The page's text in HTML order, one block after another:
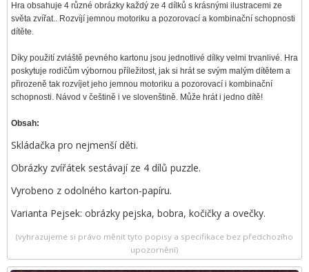
Hra obsahuje 4 různé obrázky každý ze 4 dílků s krásnými ilustracemi ze
světa zvířat.. Rozvíjí jemnou motoriku a pozorovací a kombinační schopnosti
dítěte.
Díky použití zvláště pevného kartonu jsou jednotlivé dílky velmi trvanlivé. Hra
poskytuje rodičům výbornou příležitost, jak si hrát se svým malým dítětem a
přirozeně tak rozvíjet jeho jemnou motoriku a pozorovací i kombinační
schopnosti. Návod v češtině i ve slovenštině. Může hrát i jedno dítě!
Obsah:
Skládačka pro nejmenší děti.
Obrázky zvířátek sestávají ze 4 dílů puzzle.
Vyrobeno z odolného karton-papíru.
Varianta Pejsek: obrázky pejska, bobra, kočičky a ovečky.
(vyhrazujeme si právo měnit tyto popisy a specifikace bez předchozího
upozornění)